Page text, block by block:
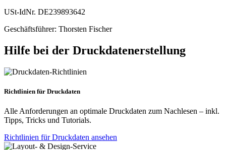
USt-IdNr. DE239893642
Geschäftsführer: Thorsten Fischer
Hilfe bei der Druckdatenerstellung
Richtlinien für Druckdaten
Alle Anforderungen an optimale Druckdaten zum Nachlesen – inkl.
Tipps, Tricks und Tutorials.
Richtlinien für Druckdaten ansehen